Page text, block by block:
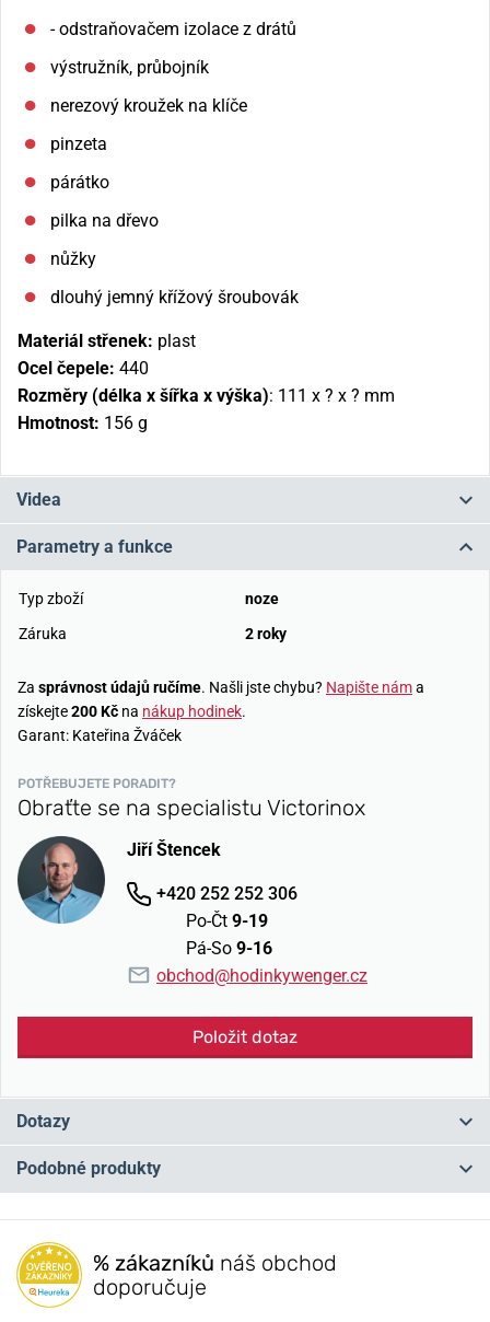
- odstraňovačem izolace z drátů
výstružník, průbojník
nerezový kroužek na klíče
pinzeta
párátko
pilka na dřevo
nůžky
dlouhý jemný křížový šroubovák
Materiál střenek: plast
Ocel čepele: 440
Rozměry (délka x šířka x výška): 111 x ? x ? mm
Hmotnost: 156 g
Videa
Parametry a funkce
Typ zboží
noze
Záruka
2 roky
Za správnost údajů ručíme. Našli jste chybu? Napište náma
získejte200 Kč na nákup hodinek.
Garant: Kateřina Žváček
POTŘEBUJETE PORADIT?
Obraťte se na specialistu Victorinox
Jiří Štencek
+420 252 252 306
Po-Čt 9-19
Pá-So 9-16
obchod@hodinkywenger.cz
Položit dotaz
Dotazy
Máte otázku? Zanechte nám komentář
Přidat dotaz
Podobné produkty
NA PRODEJNĚ
NA PRODEJNĚ
% zákazníků náš obchod
doporučuje